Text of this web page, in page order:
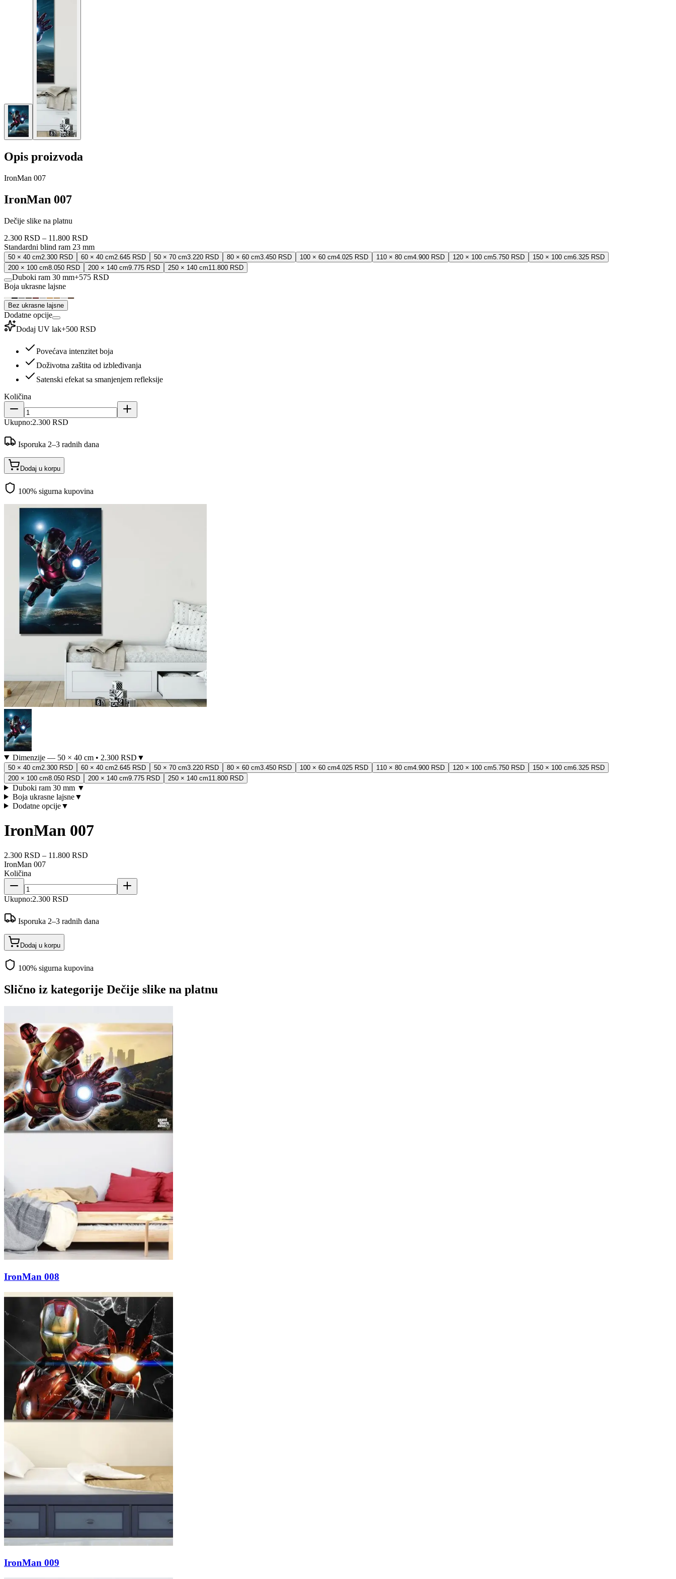
Opis proizvoda
IronMan 007
IronMan 007
Dečije slike na platnu
2.300 RSD – 11.800 RSD
Standardni blind ram 23 mm
50 × 40 cm2.300 RSD 60 × 40 cm2.645 RSD 50 × 70 cm3.220 RSD 80 × 60 cm3.450 RSD 100 × 60 cm4.025 RSD 110 × 80 cm4.900 RSD 120 × 100 cm5.750 RSD 150 × 100 cm6.325 RSD
200 × 100 cm8.050 RSD 200 × 140 cm9.775 RSD 250 × 140 cm11.800 RSD
Duboki ram 30 mm+575 RSD
Boja ukrasne lajsne
Bez ukrasne lajsne
Dodatne opcije
Dodaj UV lak+500 RSD
Povećava intenzitet boja
Doživotna zaštita od izbleđivanja
Satenski efekat sa smanjenjem refleksije
Količina
Ukupno:2.300 RSD
Isporuka 2–3 radnih dana
Dodaj u korpu
100% sigurna kupovina
Dimenzije — 50 × 40 cm• 2.300 RSD ▼
50 × 40 cm2.300 RSD 60 × 40 cm2.645 RSD 50 × 70 cm3.220 RSD 80 × 60 cm3.450 RSD 100 × 60 cm4.025 RSD 110 × 80 cm4.900 RSD 120 × 100 cm5.750 RSD 150 × 100 cm6.325 RSD
200 × 100 cm8.050 RSD 200 × 140 cm9.775 RSD 250 × 140 cm11.800 RSD
Duboki ram 30 mm ▼
Boja ukrasne lajsne▼
Dodatne opcije▼
IronMan 007
2.300 RSD – 11.800 RSD
IronMan 007
Količina
Ukupno:2.300 RSD
Isporuka 2–3 radnih dana
Dodaj u korpu
100% sigurna kupovina
Slično iz kategorije Dečije slike na platnu
IronMan 008
IronMan 009